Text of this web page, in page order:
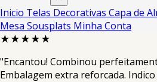
Inicio Telas Decorativas Capa de
Mesa Sousplats Minha Conta
★★★★★
"Encantou! Combinou
Embalagem extra reforcada.